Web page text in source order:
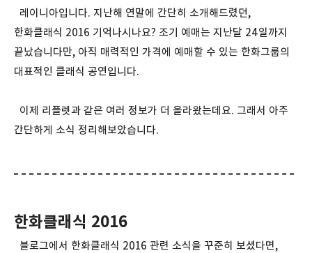
레이니아입니다. 지난해 연말에 간단히 소개해드렸던,
한화클래식 2016 기억나시나요? 조기 예매는 지난달 24일까지
끝났습니다만, 아직 매력적인 가격에 예매할 수 있는 한화그룹의
대표적인 클래식 공연입니다.
이제 리플렛과 같은 여러 정보가 더 올라왔는데요. 그래서 아주
간단하게 소식 정리해보았습니다.
한화클래식 2016
블로그에서 한화클래식 2016 관련 소식을 꾸준히 보셨다면,